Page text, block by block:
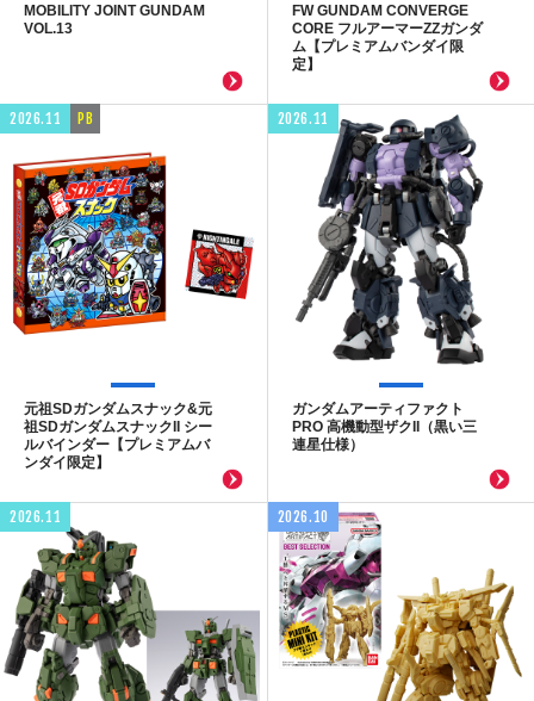
MOBILITY JOINT GUNDAM
VOL.13
FW GUNDAM CONVERGE
CORE フルアーマーZZガンダ
ム【プレミアムバンダイ限
定】
2026.11 PB
元祖SDガンダムスナック&元
祖SDガンダムスナックII シー
ルバインダー【プレミアムバ
ンダイ限定】
2026.11
ガンダムアーティファクト
PRO 高機動型ザクII（黒い三
連星仕様）
2026.11 2026.10